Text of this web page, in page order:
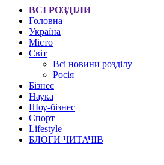
ВСІ РОЗДІЛИ
Головна
Україна
Місто
Світ
Всі новини розділу
Росія
Бізнес
Наука
Шоу-бізнес
Спорт
Lifestyle
БЛОГИ ЧИТАЧІВ